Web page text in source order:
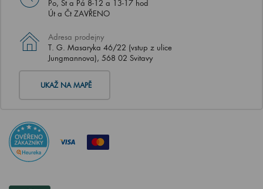
Po, St a Pá 8-12 a 13-17 hod
Út a Čt ZAVŘENO
Adresa prodejny
T. G. Masaryka 46/22 (vstup z ulice
Jungmannova), 568 02 Svitavy
UKAŽ NA MAPĚ